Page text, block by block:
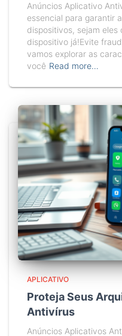
Anúncios Aplicativo
essencial para garantir
dispositivos, sejam eles
dispositivo já!Evite
vamos explorar as
você Read more…
APLICATIVO
Proteja Seus
Antivírus
Anúncios Aplicativos